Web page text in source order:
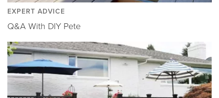
EXPERT ADVICE
Q&A With DIY Pete